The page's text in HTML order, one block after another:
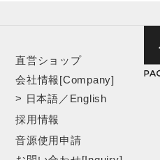
直営ショップ
会社情報[Company]
> 日本語 ／ English
採用情報
音源使用申請